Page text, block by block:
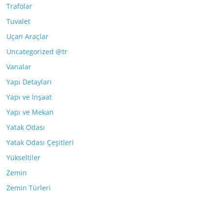
Trafolar
Tuvalet
Uçan Araçlar
Uncategorized @tr
Vanalar
Yapı Detayları
Yapı ve İnşaat
Yapı ve Mekan
Yatak Odası
Yatak Odası Çeşitleri
Yükseltiler
Zemin
Zemin Türleri